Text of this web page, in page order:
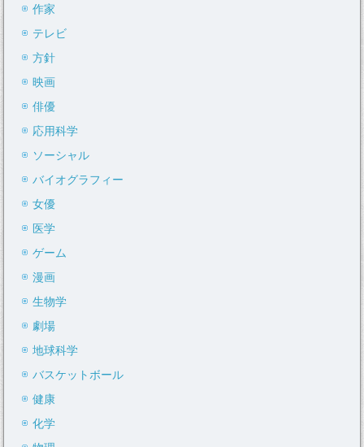
作家
テレビ
方針
映画
俳優
応用科学
ソーシャル
バイオグラフィー
女優
医学
ゲーム
漫画
生物学
劇場
地球科学
バスケットボール
健康
化学